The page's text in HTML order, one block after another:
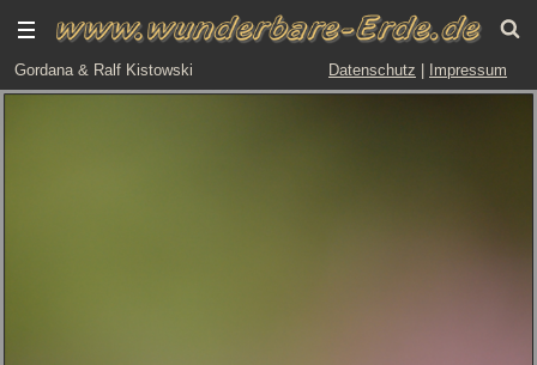
Gordana & Ralf Kistowski Datenschutz Impressum